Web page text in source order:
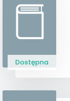
Dostępna